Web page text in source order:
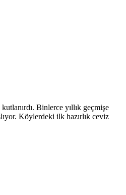
Binlerce yıllık geçmişe
Köylerdeki ilk hazırlık ceviz